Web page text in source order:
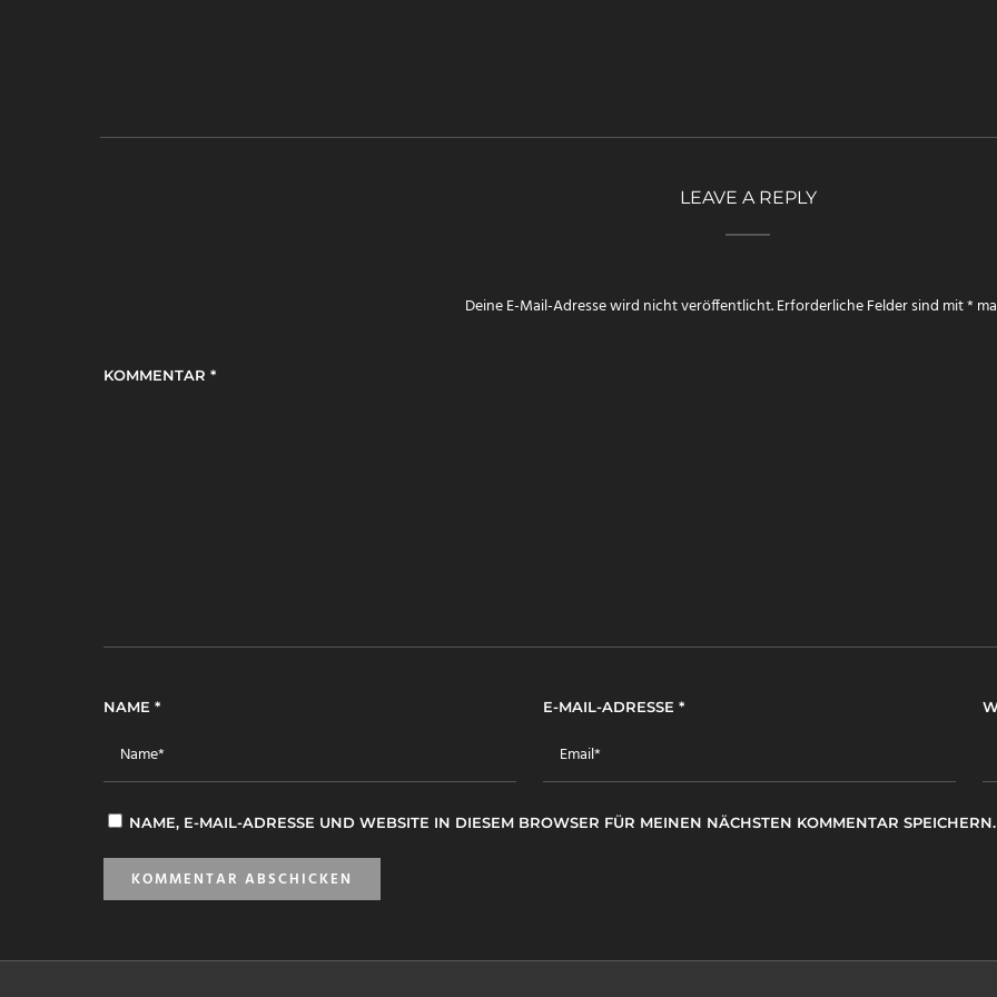
LEAVE A REPLY
Deine E-Mail-Adresse wird nicht veröffentlicht.Erforderliche Felder sind mit*
KOMMENTAR *
NAME * E-MAIL-ADRESSE *
NAME, E-MAIL-ADRESSE UND WEBSITE IN DIESEM BROWSER FÜR MEINEN NÄCHSTEN KOMMENTAR SPEICHERN.